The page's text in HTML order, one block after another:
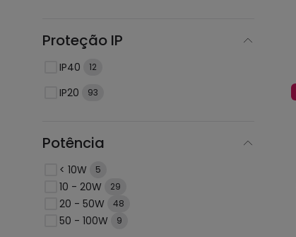
Proteção IP
IP40 12
IP20 93
Potência
< 10W 5
10 - 20W 29
20 - 50W 48
50 - 100W 9